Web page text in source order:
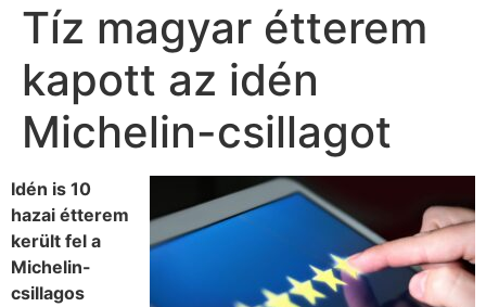
Tíz magyar étterem
kapott az idén
Michelin-csillagot
Idén is 10
hazai étterem
került fel a
Michelin-
csillagos